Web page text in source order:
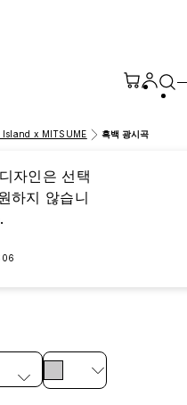
x MITSUME 흑백 광시곡
자인은 선택
하지 않습니